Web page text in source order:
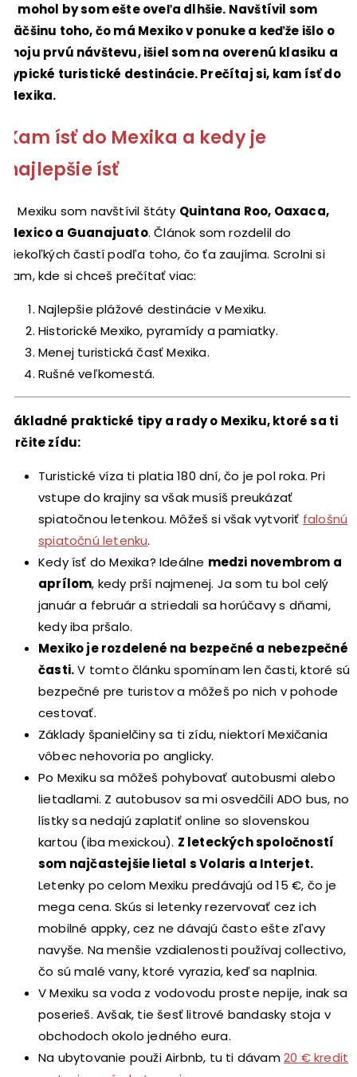
a mohol by som ešte oveľa dlhšie. Navštívil som
väčšinu toho, čo má Mexiko v ponuke a keďže išlo o
moju prvú návštevu, išiel som na overenú klasiku a
typické turistické destinácie. Prečítaj si, kam ísť do
Mexika.
Kam ísť do Mexika a kedy je
najlepšie ísť
V Mexiku som navštívil štáty Quintana Roo, Oaxaca,
Mexico a Guanajuato. Článok som rozdelil do
niekoľkých častí podľa toho, čo ťa zaujíma. Scrolni si
tam, kde si chceš prečítať viac:
Najlepšie plážové destinácie v Mexiku.
Historické Mexiko, pyramídy a pamiatky.
Menej turistická časť Mexika.
Rušné veľkomestá.
Základné praktické tipy a rady o Mexiku, ktoré sa ti
určite zídu:
Turistické víza ti platia 180 dní, čo je pol roka. Pri
vstupe do krajiny sa však musíš preukázať
spiatočnou letenkou. Môžeš si však vytvoriť falošnú
spiatočnú letenku.
Kedy ísť do Mexika? Ideálne medzi novembrom a
aprílom, kedy prší najmenej. Ja som tu bol celý
január a február a striedali sa horúčavy s dňami,
kedy iba pršalo.
Mexiko je rozdelené na bezpečné a nebezpečné
časti.V tomto článku spomínam len časti, ktoré sú
bezpečné pre turistov a môžeš po nich v pohode
cestovať.
Základy španielčiny sa ti zídu, niektorí Mexičania
vôbec nehovoria po anglicky.
Po Mexiku sa môžeš pohybovať autobusmi alebo
lietadlami. Z autobusov sa mi osvedčili ADO bus, no
lístky sa nedajú zaplatiť online so slovenskou
kartou (iba mexickou). Z leteckých spoločností
som najčastejšie lietal s Volaris a Interjet.
Letenky po celom Mexiku predávajú od 15 €, čo je
mega cena. Skús si letenky rezervovať cez ich
mobilné appky, cez ne dávajú často ešte zľavy
navyše. Na menšie vzdialenosti používaj collectivo,
čo sú malé vany, ktoré vyrazia, keď sa naplnia.
V Mexiku sa voda z vodovodu proste nepije, inak sa
poserieš. Avšak, tie šesť litrové bandasky stoja v
obchodoch okolo jedného eura.
Na ubytovanie použi Airbnb, tu ti dávam20 € kredit